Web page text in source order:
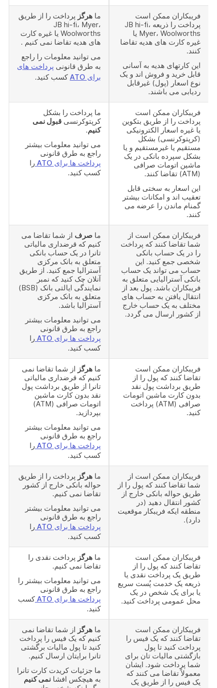
فریبکاران ممکن است
پرداخت را ذریعه JB hi-fi،
Myer، Woolworths یا
غیره کارت های هدیه تقاضا
کنند.
این کارتهای هدیه به آسانی
قابل خرید و فروش اند و یک
نوع اسعار (پول) غیرقابل
ردیابی می باشند.
ما هرگز پرداخت را از طریق
JB hi-fi، Myer،
Woolworths یا غیره کارت
های هدیه تقاضا نمی کنیم .
می توانید معلومات را راجع
به طرق قانونی پرداخت های
برای ATO
کسب کنید.
فریبکاران ممکن است
پرداخت را از طریق بتکوین
یا غیره اسعار الکترونیکی
(کرپتوکرنسی) بشکل
مستقیم یا غیرمستقیم و یا
بشکل سپرده بانکی در یک
ماشین اتومات صرافی
(ATM) تقاضا کنند.
این اسعار به سختی قابل
تعقیب اند و امکانات بیشتر
گمنام ماندن را عرضه می
کنند.
ما پرداخت را بشکل
کرپتوکرنسی قبول نمی
کنیم.
می توانید معلومات بیشتر
راجع به طرق قانونی
پرداخت ها برای ATO
را
کسب کنید.
فریبکاران ممکن است از
شما تقاضا کنند که پرداخت
را در یک حساب بانکی
شخصی جمع کنید. این
حساب می تواند یک حساب
بانکی آسترالیایی متعلق به
فریبکاران باشد. پول بعد از
انتقال یافتن به حساب های
مختلف به یک حساب خارج
از کشور ارسال می گردد.
ما صرف از شما تقاضا می
کنیم که قرضداری مالیاتی
تانرا در یک حساب بانکی
متعلق به بانک مرکزی
آسترالیا جمع کنید. از طریق
آنلان چک کنید که نمبر
نمایندگی ایالتی بانک (BSB)
متعلق به بانک مرکزی
آسترالیا باشد.
می توانید معلومات بیشتر
راجع به طرق قانونی
پرداخت ها برای ATO
را
کسب کنید.
فریبکاران ممکن است
تقاضا کنند که پول را از
طریق برداشت پول نقد
بدون کارت ماشین اتومات
صرافی (ATM) پرداخت
کنید.
ما هرگز از شما تقاضا نمی
کنیم که قرضداری مالیاتی
تانرا از طریق برداشت پول
نقد بدون کارت ماشین
اتومات صرافی (ATM)
بپردازید.
می توانید معلومات بیشتر
راجع به طرق قانونی
پرداخت ها برای ATO
را
کسب کنید.
فریبکاران ممکن است از
شما تقاضا کنند که پول را از
طریق حواله بانکی خارج از
کشور انتقال دهید (در
منطقه ایکه فریبکار موقعیت
دارد).
ما هرگز پرداخت را از طریق
حواله بانکی خارج از کشور
تقاضا نمی کنیم.
می توانید معلومات بیشتر
راجع به طرق قانونی
پرداخت ها برای ATO
را
کسب کنید.
فریبکاران ممکن است
تقاضا کنند که پول را از
طریق یک پرداخت نقدی یا
ذریعه یک خدمت پُست سریع
یا برای یک شخص در یک
محل عمومی پرداخت کنید.
ما هرگز پرداخت نقدی را
تقاضا نمی کنیم.
می توانید معلومات بیشتر را
راجع به طرق قانونی
پرداخت ها برای ATO
کسب
کنید.
فریبکاران ممکن است
تقاضا کنند که یک فیس را
پرداخت کنید تا پول
بازگشتی مالیات تان برای
شما پرداخت شود. ایشان
معمولاً تقاضا می کنند که
یک فیس را از طریق یک
ما هرگز از شما تقاضا نمی
کنیم که یک فیس را پرداخت
کنید تا پول مالیات برگشتی
تانرا برایتان ارسال کنیم.
ما جزئیات کریدت کارت تانرا
به هیچکس افشا نمی کنیم